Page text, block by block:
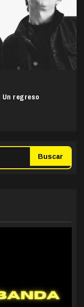
regreso
Buscar